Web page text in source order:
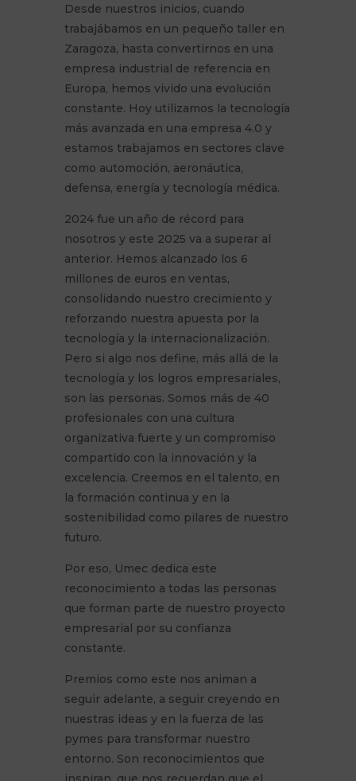
Desde nuestros inicios, cuando
trabajábamos en un pequeño taller en
Zaragoza, hasta convertirnos en una
empresa industrial de referencia en
Europa, hemos vivido una evolución
constante. Hoy utilizamos la tecnología
más avanzada en una empresa 4.0 y
estamos trabajamos en sectores clave
como automoción, aeronáutica,
defensa, energía y tecnología médica.
2024 fue un año de récord para
nosotros y este 2025 va a superar al
anterior. Hemos alcanzado los 6
millones de euros en ventas,
consolidando nuestro crecimiento y
reforzando nuestra apuesta por la
tecnología y la internacionalización.
Pero si algo nos define, más allá de la
tecnología y los logros empresariales,
son las personas. Somos más de 40
profesionales con una cultura
organizativa fuerte y un compromiso
compartido con la innovación y la
excelencia. Creemos en el talento, en
la formación continua y en la
sostenibilidad como pilares de nuestro
futuro.
Por eso, Umec dedica este
reconocimiento a todas las personas
que forman parte de nuestro proyecto
empresarial por su confianza
constante.
Premios como este nos animan a
seguir adelante, a seguir creyendo en
nuestras ideas y en la fuerza de las
pymes para transformar nuestro
entorno. Son reconocimientos que